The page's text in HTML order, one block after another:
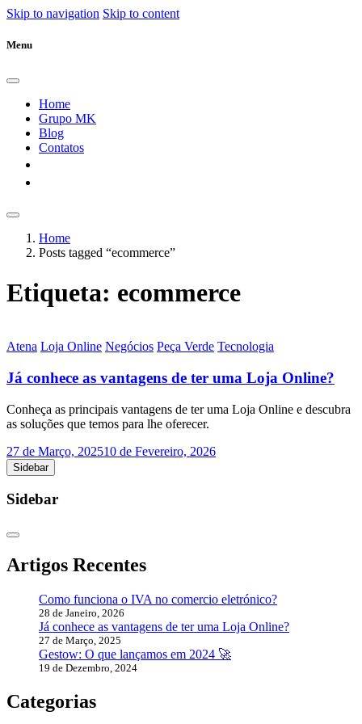
Skip to navigation Skip to content
Menu
Home
Grupo MK
Blog
Contatos
Home
Posts tagged “ecommerce”
Etiqueta: ecommerce
Atena Loja Online Negócios Peça Verde Tecnologia
Já conhece as vantagens de ter uma Loja Online?
Conheça as principais vantagens de ter uma Loja Online e descubra
as soluções que temos para lhe oferecer.
27 de Março, 202510 de Fevereiro, 2026
Sidebar
Sidebar
Artigos Recentes
Como funciona o IVA no comercio eletrónico?
28 de Janeiro, 2026
Já conhece as vantagens de ter uma Loja Online?
27 de Março, 2025
Gestow: O que lançamos em 2024 🚀
19 de Dezembro, 2024
Categorias